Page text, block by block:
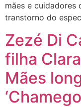
mães e cuidadores
transtorno do
Zezé Di
filha
Mães